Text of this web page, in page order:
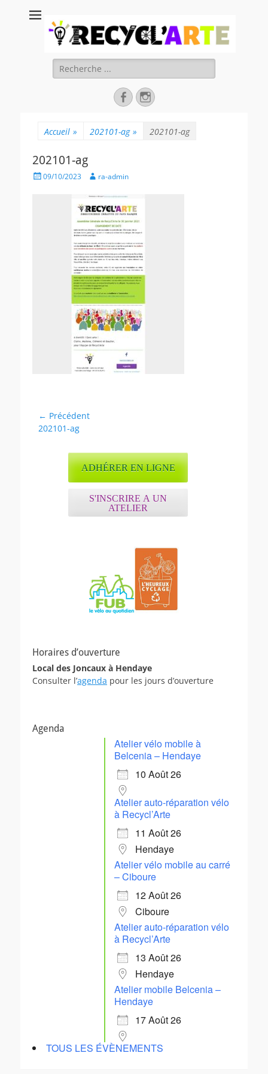
Recycl'Arte, faire
soi-même et
réduire les
déchets
Rechercher :
FacebookInstagram
Accueil » 202101-ag » 202101-ag
202101-ag
Posted09/10/2023 Authorra-admin
Navigation
de
← Précédent
Article
202101-ag
ADHÉRER EN LIGNE
S'INSCRIRE A UN
ATELIER
Horaires d’ouverture
Local des Joncaux à Hendaye
Consulter l’agenda pour les jours d’ouverture
Agenda
Atelier vélo mobile à
Belcenia – Hendaye
10 Août 26
Atelier auto-réparation vélo
à Recycl’Arte
11 Août 26
Hendaye
Atelier vélo mobile au carré
– Ciboure
12 Août 26
Ciboure
Atelier auto-réparation vélo
à Recycl’Arte
13 Août 26
Hendaye
Atelier mobile Belcenia –
Hendaye
17 Août 26
TOUS LES ÉVÈNEMENTS